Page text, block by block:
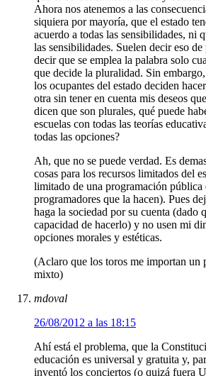
Ahora nos atenemos a las
siquiera por mayoría, que el estado
acuerdo a todas las sensibilidades, ni
las sensibilidades. Suelen decir eso
decir que se emplea la palabra solo
que decide la pluralidad. Sin
los ocupantes del estado deciden
otra sin tener en cuenta mis deseos
dicen que son plurales, qué puede
escuelas con todas las teorías
todas las opciones?
Ah, que no se puede verdad. Es
cosas para los recursos limitados del
limitado de una programación pública
programadores que la hacen). Pues
haga la sociedad por su cuenta (dado
capacidad de hacerlo) y no usen mi
opciones morales y estéticas.
(Aclaro que los toros me importan un
mixto)
mdoval
26/08/2012 a las 18:15
Ahí está el problema, que la
educación es universal y gratuita y,
inventó los conciertos (o quizá fuera